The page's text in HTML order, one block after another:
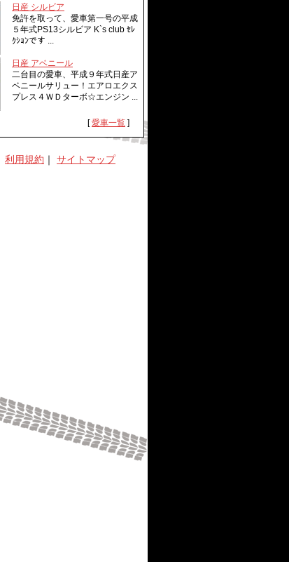
日産 シルビア
免許を取って、愛車第一号の平成
５年式PS13シルビア K`s club ｾﾚ
ｸｼｮﾝです ...
日産 アベニール
二台目の愛車、平成９年式日産ア
ベニールサリュー！エアロエクス
プレス４ＷＤターボ☆エンジン ...
[愛車一覧 ]
利用規約 ｜ サイトマップ